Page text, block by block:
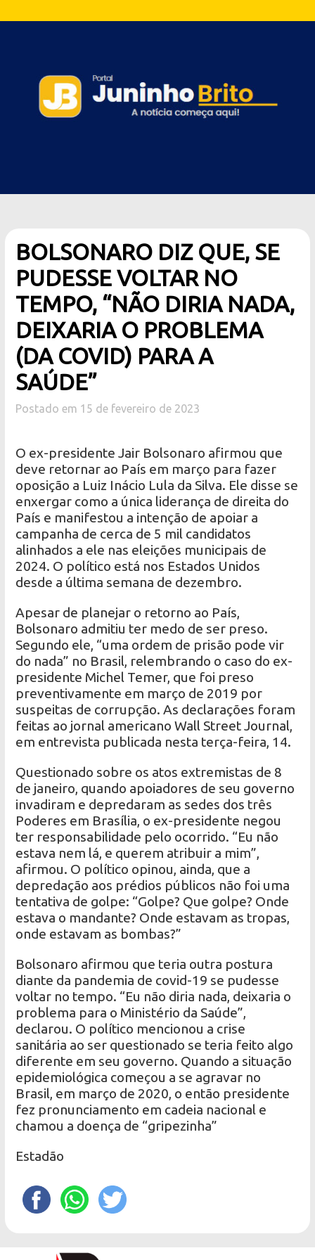
BOLSONARO DIZ QUE, SE
PUDESSE VOLTAR NO
TEMPO, “NÃO DIRIA NADA,
DEIXARIA O PROBLEMA
(DA COVID) PARA A
SAÚDE”
Postado em 15 de fevereiro de 2023
O ex-presidente Jair Bolsonaro afirmou que
deve retornar ao País em março para fazer
oposição a Luiz Inácio Lula da Silva. Ele disse se
enxergar como a única liderança de direita do
País e manifestou a intenção de apoiar a
campanha de cerca de 5 mil candidatos
alinhados a ele nas eleições municipais de
2024. O político está nos Estados Unidos
desde a última semana de dezembro.
Apesar de planejar o retorno ao País,
Bolsonaro admitiu ter medo de ser preso.
Segundo ele, “uma ordem de prisão pode vir
do nada” no Brasil, relembrando o caso do ex-
presidente Michel Temer, que foi preso
preventivamente em março de 2019 por
suspeitas de corrupção. As declarações foram
feitas ao jornal americano Wall Street Journal,
em entrevista publicada nesta terça-feira, 14.
Questionado sobre os atos extremistas de 8
de janeiro, quando apoiadores de seu governo
invadiram e depredaram as sedes dos três
Poderes em Brasília, o ex-presidente negou
ter responsabilidade pelo ocorrido. “Eu não
estava nem lá, e querem atribuir a mim”,
afirmou. O político opinou, ainda, que a
depredação aos prédios públicos não foi uma
tentativa de golpe: “Golpe? Que golpe? Onde
estava o mandante? Onde estavam as tropas,
onde estavam as bombas?”
Bolsonaro afirmou que teria outra postura
diante da pandemia de covid-19 se pudesse
voltar no tempo. “Eu não diria nada, deixaria o
problema para o Ministério da Saúde”,
declarou. O político mencionou a crise
sanitária ao ser questionado se teria feito algo
diferente em seu governo. Quando a situação
epidemiológica começou a se agravar no
Brasil, em março de 2020, o então presidente
fez pronunciamento em cadeia nacional e
chamou a doença de “gripezinha”
Estadão